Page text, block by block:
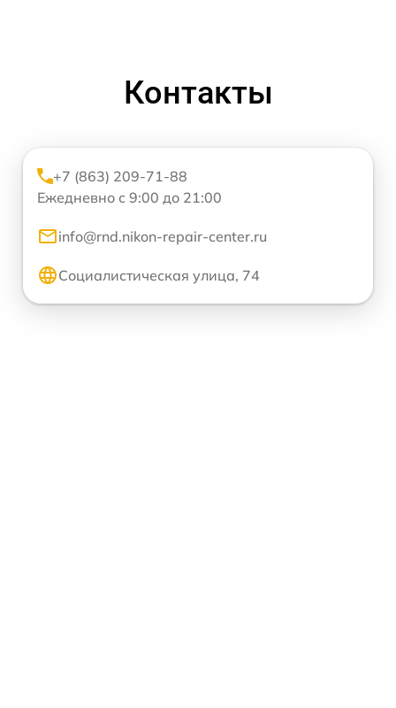
Контакты
+7 (863) 209-71-88
Ежедневно с 9:00 до 21:00
info@rnd.nikon-repair-center.ru
Социалистическая улица, 74